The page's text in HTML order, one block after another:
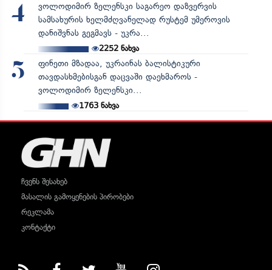
4
ვოლოდიმირ ზელენსკი საგარეო დაზვერვის
სამსახურის ხელმძღვანელად რუსტემ უმეროვის
დანიშვნას გეგმავს - უკრა...
2252ნახვა
5
ფინეთი მზადაა, უკრაინას ბალისტიკური
თავდასხმებისგან დაცვაში დაეხმაროს -
ვოლოდიმირ ზელენსკი...
1763ნახვა
ჩვენს შესახებ
მასალის გამოყენების პირობები
რეკლამა
კონტაქტი